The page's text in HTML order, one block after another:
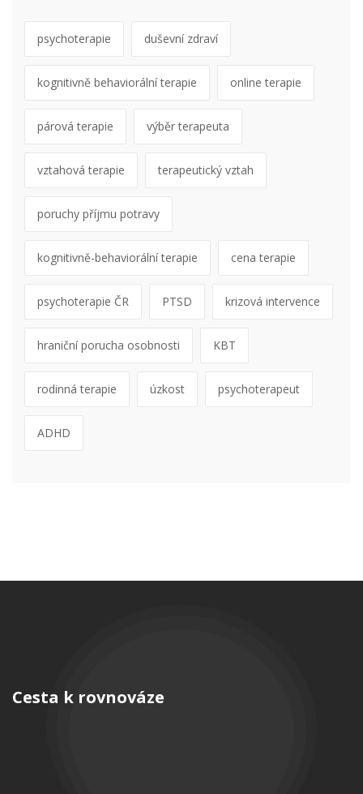
psychoterapie duševní zdraví
kognitivně behaviorální terapie online terapie
párová terapie výběr terapeuta
vztahová terapie terapeutický vztah
poruchy příjmu potravy
kognitivně-behaviorální terapie cena terapie
psychoterapie ČR PTSD krizová intervence
hraniční porucha osobnosti KBT
rodinná terapie úzkost psychoterapeut
ADHD
Cesta k rovnováze